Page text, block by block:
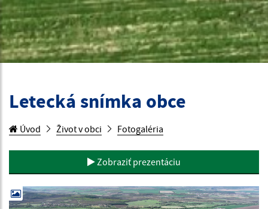
Letecká snímka obce
Úvod Život v obci Fotogaléria
Zobraziť prezentáciu